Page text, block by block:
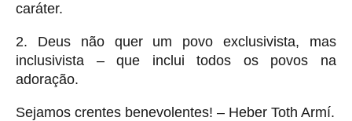
caráter.
2. Deus não quer um povo exclusivista, mas
inclusivista – que inclui todos os povos na
adoração.
Sejamos crentes benevolentes! – Heber Toth Armí.